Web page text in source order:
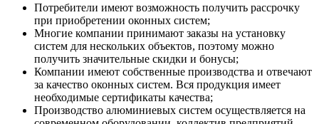
Потребители имеют возможность получить рассрочку
при приобретении оконных систем;
Многие компании принимают заказы на установку
систем для нескольких объектов, поэтому можно
получить значительные скидки и бонусы;
Компании имеют собственные производства и отвечают
за качество оконных систем. Вся продукция имеет
необходимые сертификаты качества;
Производство алюминиевых систем осуществляется на